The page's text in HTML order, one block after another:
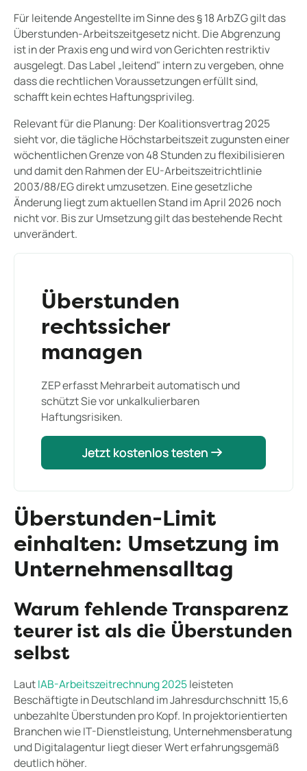
Für leitende Angestellte im Sinne des § 18 ArbZG gilt das
Überstunden-Arbeitszeitgesetz nicht. Die Abgrenzung
ist in der Praxis eng und wird von Gerichten restriktiv
ausgelegt. Das Label „leitend" intern zu vergeben, ohne
dass die rechtlichen Voraussetzungen erfüllt sind,
schafft kein echtes Haftungsprivileg.
Relevant für die Planung: Der Koalitionsvertrag 2025
sieht vor, die tägliche Höchstarbeitszeit zugunsten einer
wöchentlichen Grenze von 48 Stunden zu flexibilisieren
und damit den Rahmen der EU-Arbeitszeitrichtlinie
2003/88/EG direkt umzusetzen. Eine gesetzliche
Änderung liegt zum aktuellen Stand im April 2026 noch
nicht vor. Bis zur Umsetzung gilt das bestehende Recht
unverändert.
Überstunden
rechtssicher
managen
ZEP erfasst Mehrarbeit automatisch und
schützt Sie vor unkalkulierbaren
Haftungsrisiken.
Jetzt kostenlos testen
Jetzt kostenlos testen
Überstunden-Limit
einhalten: Umsetzung im
Unternehmensalltag
Warum fehlende Transparenz
teurer ist als die Überstunden
selbst
LautIAB-Arbeitszeitrechnung 2025leisteten
Beschäftigte in Deutschland im Jahresdurchschnitt 15,6
unbezahlte Überstunden pro Kopf. In projektorientierten
Branchen wie IT-Dienstleistung, Unternehmensberatung
und Digitalagentur liegt dieser Wert erfahrungsgemäß
deutlich höher.